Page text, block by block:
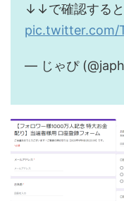
↓↓で確認する
pic.twitter.com/
— じゃぴ